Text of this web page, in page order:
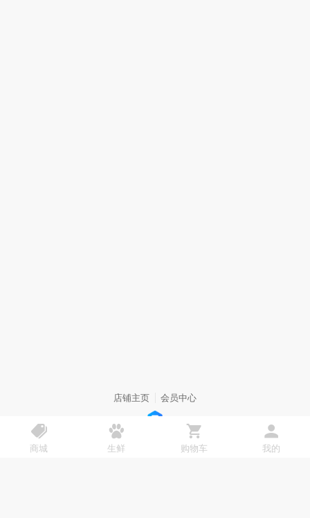
店铺主页 会员中心
使用【得有店】免费搭建
商城 生鲜 购物车 我的